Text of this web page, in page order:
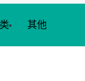
其他